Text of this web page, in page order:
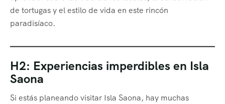
de tortugas y el estilo de vida en este rincón
paradisíaco.
H2: Experiencias imperdibles en Isla
Saona
Si estás planeando visitar Isla Saona, hay muchas